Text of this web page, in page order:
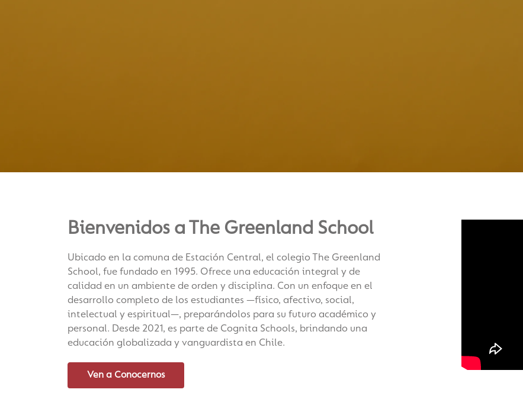
Bienvenidos a The Greenland School
Ubicado en la comuna de Estación Central, el colegio The Greenland
School, fue fundado en 1995. Ofrece una educación integral y de
calidad en un ambiente de orden y disciplina. Con un enfoque en el
desarrollo completo de los estudiantes —físico, afectivo, social,
intelectual y espiritual—, preparándolos para su futuro académico y
personal. Desde 2021, es parte de Cognita Schools, brindando una
educación globalizada y vanguardista en Chile.
Ven a Conocernos